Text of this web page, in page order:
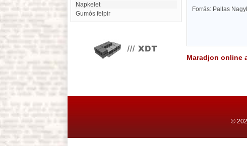
Napkelet
Gumós felpir
Forrás: Pallas
Maradjon online
©